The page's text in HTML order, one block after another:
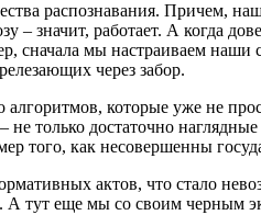
распознавания. Причем,
– значит, работает. А когда
сначала мы настраиваем
через забор.
которые уже не
не только достаточно
того, как несовершенны
актов, что стало
тут еще мы со своим черным